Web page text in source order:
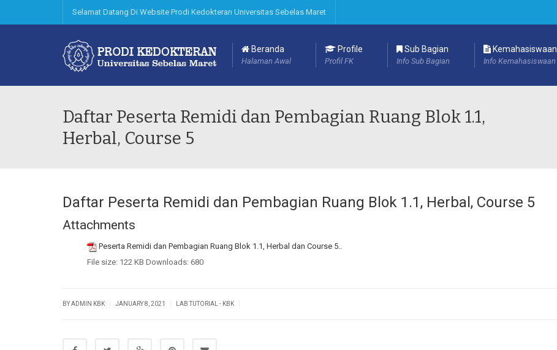
Selamat Datang Di Website Prodi Kedokteran Universitas Sebelas Maret
Beranda
Halaman Awal
Profile
Profil FK
Sub Bagian
Info Sub Bagian
Kemahasiswaan
Info Kemahasiswaan
Daftar Peserta Remidi dan Pembagian Ruang Blok 1.1,
Herbal, Course 5
Daftar Peserta Remidi dan Pembagian Ruang Blok 1.1, Herbal, Course 5
Attachments
Peserta Remidi dan Pembagian Ruang Blok 1.1, Herbal dan Course 5..
File size: 122 KB Downloads: 680
BY ADMIN KBK JANUARY 8, 2021 LAB TUTORIAL - KBK